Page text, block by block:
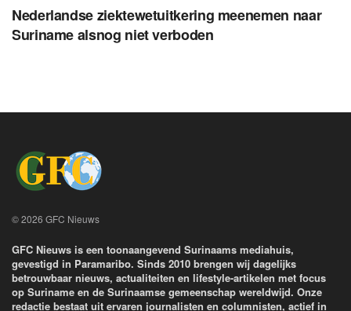
Nederlandse ziektewetuitkering meenemen naar
Suriname alsnog niet verboden
© 2026 GFC Nieuws
GFC Nieuws is een toonaangevend Surinaams mediahuis,
gevestigd in Paramaribo. Sinds 2010 brengen wij dagelijks
betrouwbaar nieuws, actualiteiten en lifestyle-artikelen met focus
op Suriname en de Surinaamse gemeenschap wereldwijd. Onze
redactie bestaat uit ervaren journalisten en columnisten, actief in